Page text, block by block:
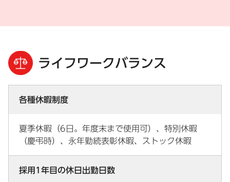
ライフワークバランス
各種休暇制度
夏季休暇（6日。年度末まで使用可）、特別休暇
（慶弔時）、永年勤続表彰休暇、ストック休暇
採用1年目の休日出勤日数